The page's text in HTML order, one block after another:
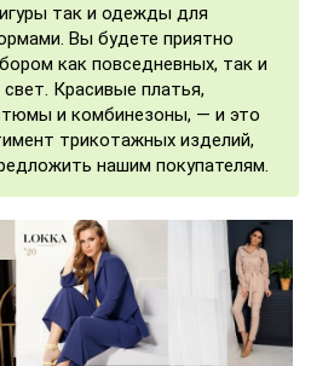
так и одежды для
Вы будете приятно
как повседневных, так и
Красивые платья,
и комбинезоны, — и это
трикотажных изделий,
нашим покупателям.